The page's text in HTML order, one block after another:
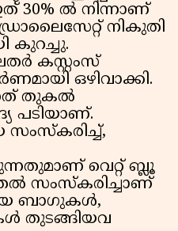
30% ൽ നിന്നാണ്
നികുതി
കുറച്ചു.
കസ്റ്റംസ്
ഒഴിവാക്കി.
തുകൽ
പടിയാണ്.
വെറ്റ് ബ്ലൂ
സംസ്കരിച്ചാണ്
ബാഗുകൾ,
തുടങ്ങിയവ